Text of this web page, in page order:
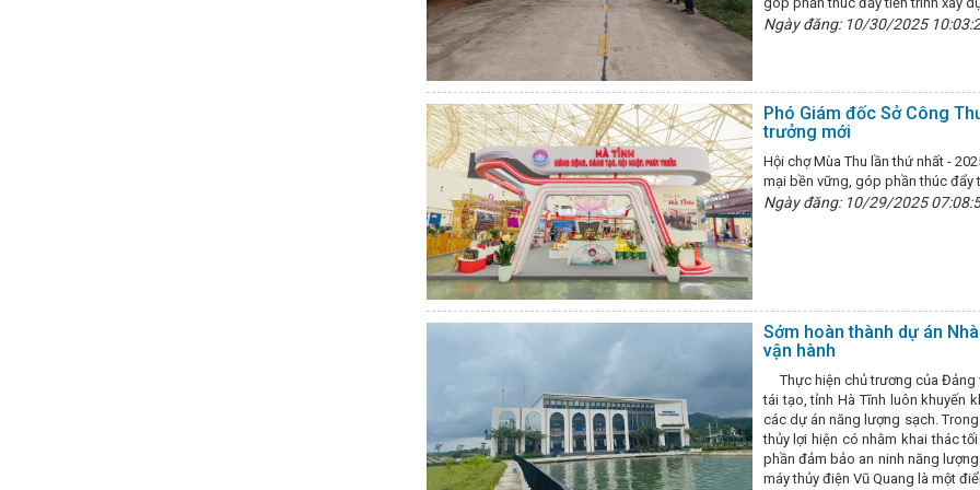
lễ kỷ niệm 80 năm Ngày truyền thống lực lượng vũ trang Hà Tĩnh
10 sự kiện nổi bật ngành Công Thương năm 2024 Sở Công
thương tại các chuỗi sự kiện xúc tiến thương mại tại Thành phố Đà Nẵng
Hoàn thiện chuỗi cung ứng, mở rộng thị trường cho sản
vùng Tây Bắc - Lai Châu 2023 cơ hội liên kết, mở rộng mạng lưới phân phối, tiêu thụ hàng hóa cho sản phẩm Hà Tĩnh
Cảnh giác với hình thức huy động vốn đa cấp trên không gian mạng
Chủ tịch Hồ Chí Minh và hành trình hiện thực hóa khát vọng độc lập, tự do
SỞ CÔNG THƯƠNG HÀ TĨNH BÁO CÁO VỀ
Sở Công Thương tổ chức Chào cờ - triển khai công tác tháng 01 năm 2025
Hà Tĩnh dừng tổ chức chương trình nghệ thuật và bắn
Ngành Công Thương Hà Tĩnh tăng trưởng tích cực trong quý I/2026
cuộc vận động “Người Việt Nam ưu tiên dùng hàng Việt Nam” tại Hà Tĩnh đã trao 21 giải cho các tập thể, cá nhân có thành tích.
Hà Tĩnh quán triệt các quy định về công tác đảm bảo an ninh mạng Đề xuất công nhận 40 sản phẩm
tham gia trưng bày, quảng bá sản phẩm và xúc tiến đầu tư tại Vietnam Expo 2026
Hà Tĩnh trưng bày hơn 50 sản phẩm tiêu biểu tại
Tĩnh tăng cường hỗ trợ doanh nghiệp chuyển đổi số, thúc đẩy tiêu thụ sản phẩm trên các sàn thương mại điện tử
Đảng bộ Sở Công
Thủ tướng yêu cầu giảm thời gian cấp giấy phép lái xe
điểm tập thể, cá nhân lãnh đạo thực hiện nhiệm vụ năm 2024
Chỉ đạo mới của Chính phủ về triển khai thực hiện, vận hành mô hình
chi tiết một số điều của Luật Quản lý, sử dụng vũ khí, vật liệu nổ và công cụ hỗ trợ về vật liệu nổ công nghiệp và tiền chất thuốc nổ
Ban Bí thư Trần Cẩm Tú và các đại biểu cùng các đồng chí trong Ban Thường vụ Tỉnh ủy Hà Tĩnh
Thương mại điện tử - xu thế tất yếu
các dự án nguồn, lưới điện theo Quy hoạch điện VIII điều chỉnh
Tổng Bí thư Hà Huy Tập - dấu ấn của bản lĩnh và trí tuệ cách mạng
TIỂU SỬ ĐỒNG CHÍ VÕ VĂN THƯỞNG, CHỦ TỊCH NƯỚC CỘNG HÒA XÃ HỘI CHỦ NGHĨA VIỆT NAM Khánh thành Nhà
Hà Tĩnh chuẩn bị chu đáo các nội dung phục vụ Đại hội Đảng bộ tỉnh lần thứ XX
kiện giới thiệu sản phẩm OCOP gắn với văn hóa các tỉnh Đồng bằng sông Hồng kết hợp Hội thi tôn vinh, quảng bá và xúc tiến tiêu thụ các
Rà soát kỹ, sớm hoàn thiện tờ trình, dự thảo nghị quyết trình Kỳ họp thứ 17,
Thị trường hàng hóa phục vụ Tết Ất Tỵ sôi động, giá cả nhiều mặt
Tổng Bí thư Hà Huy Tập - nhà lý luận xuất sắc của Đảng ta
Vùng
Hà Tĩnh sẵn sàng trở thành trung tâm năng lượng quốc gia, đề xuất các giải pháp gỡ vướng Quy hoạch điện VIII điều
Sáng nay (16/9), Hội nghị toàn quốc quán triệt, triển khai thực hiện 4 Nghị quyết của Bộ Chính trị
Ngày đăng: 10/30/2025
Phó Giám đốc Sở Công
trưởng mới
Hội chợ Mùa Thu lần thứ nhất -
mại bền vững, góp phần thúc đẩy
Ngày đăng: 10/29/2025
Sớm hoàn thành dự án
vận hành
Thực hiện chủ trương của Đảng
tái tạo, tỉnh Hà Tĩnh luôn khuyến
các dự án năng lượng sạch.
thủy lợi hiện có nhằm khai thác
phần đảm bảo an ninh năng
máy thủy điện Vũ Quang là một